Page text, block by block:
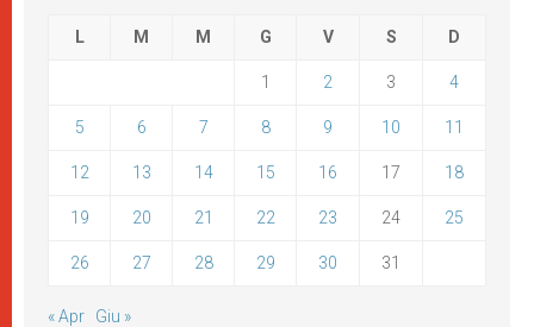
L M M G V S D
1 2 3 4
5 6 7 8 9 10 11
12 13 14 15 16 17 18
19 20 21 22 23 24 25
26 27 28 29 30 31
« Apr Giu »